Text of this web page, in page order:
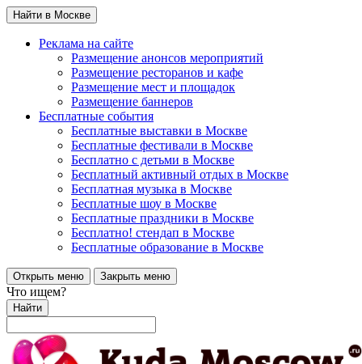
Найти в Москве
Реклама на сайте
Размещение анонсов мероприятий
Размещение ресторанов и кафе
Размещение мест и площадок
Размещение баннеров
Бесплатные события
Бесплатные выставки в Москве
Бесплатные фестивали в Москве
Бесплатно с детьми в Москве
Бесплатный активный отдых в Москве
Бесплатная музыка в Москве
Бесплатные шоу в Москве
Бесплатные праздники в Москве
Бесплатно! стендап в Москве
Бесплатные образование в Москве
Открыть меню Закрыть меню
Что ищем?
Найти